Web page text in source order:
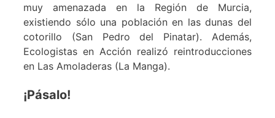
muy amenazada en la Región de Murcia,
existiendo sólo una población en las dunas del
cotorillo (San Pedro del Pinatar). Además,
Ecologistas en Acción realizó reintroducciones
en Las Amoladeras (La Manga).
¡Pásalo!